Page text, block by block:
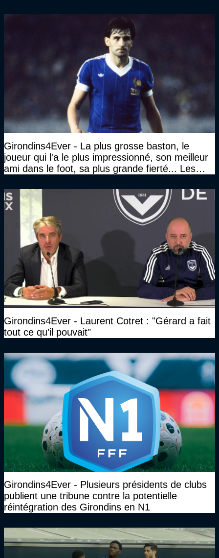
Girondins4Ever - La plus grosse baston, le
joueur qui l'a le plus impressionné, son meilleur
ami dans le foot, sa plus grande fierté... Les
Girondins4Ever - Laurent Cotret : "Gérard a fait
tout ce qu’il pouvait"
Girondins4Ever - Plusieurs présidents de clubs
publient une tribune contre la potentielle
réintégration des Girondins en N1